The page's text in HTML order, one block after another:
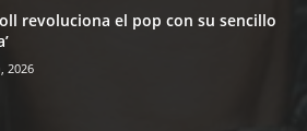
revoluciona el pop con su sencillo
2026